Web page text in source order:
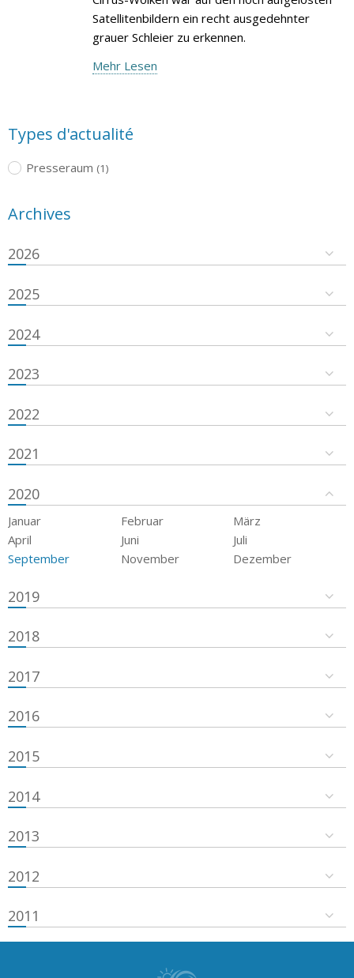
Satellitenbildern ein recht ausgedehnter
grauer Schleier zu erkennen.
Mehr Lesen
Types d'actualité
Presseraum (1)
Archives
2026
2025
2024
2023
2022
2021
2020
Januar Februar
März
April
Juni
Juli
September
November Dezember
2019
2018
2017
2016
2015
2014
2013
2012
2011